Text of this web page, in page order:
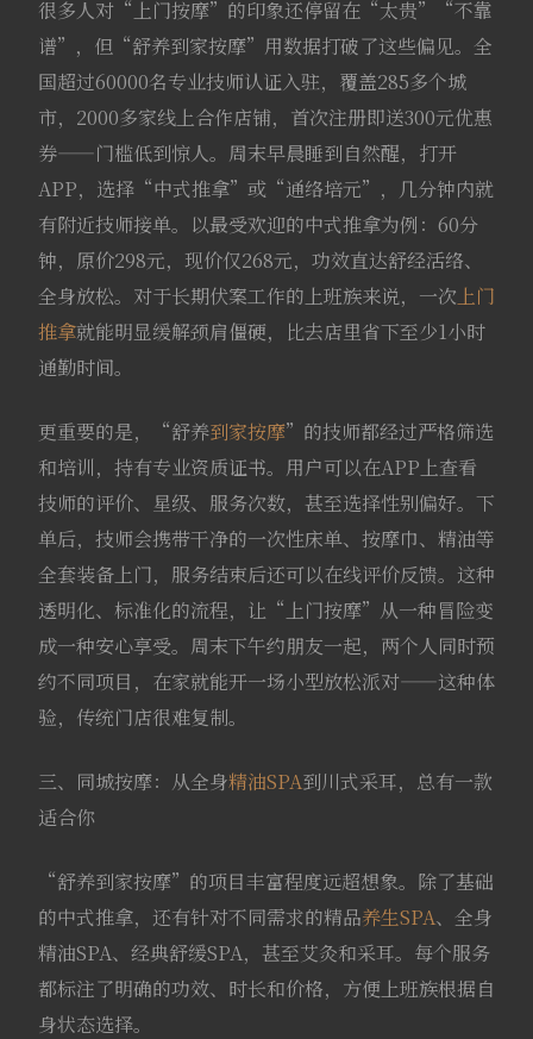
很多人对“上门按摩”的印象还停留在“太贵”“不靠
谱”，但“舒养到家按摩”用数据打破了这些偏见。全
国超过60000名专业技师认证入驻，覆盖285多个城
市，2000多家线上合作店铺，首次注册即送300元优惠
券——门槛低到惊人。周末早晨睡到自然醒，打开
APP，选择“中式推拿”或“通络培元”，几分钟内就
有附近技师接单。以最受欢迎的中式推拿为例：60分
钟，原价298元，现价仅268元，功效直达舒经活络、
全身放松。对于长期伏案工作的上班族来说，一次 上门
推拿就能明显缓解颈肩僵硬，比去店里省下至少1小时
通勤时间。
更重要的是，“舒养到家按摩”的技师都经过严格筛选
和培训，持有专业资质证书。用户可以在APP上查看
技师的评价、星级、服务次数，甚至选择性别偏好。下
单后，技师会携带干净的一次性床单、按摩巾、精油等
全套装备上门，服务结束后还可以在线评价反馈。这种
透明化、标准化的流程，让“上门按摩”从一种冒险变
成一种安心享受。周末下午约朋友一起，两个人同时预
约不同项目，在家就能开一场小型放松派对——这种体
验，传统门店很难复制。
三、同城按摩：从全身精油SPA到川式采耳，总有一款
适合你
“舒养到家按摩”的项目丰富程度远超想象。除了基础
的中式推拿，还有针对不同需求的精品养生SPA、全身
精油SPA、经典舒缓SPA，甚至艾灸和采耳。每个服务
都标注了明确的功效、时长和价格，方便上班族根据自
身状态选择。